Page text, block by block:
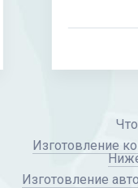
Изготовление
Изготовление